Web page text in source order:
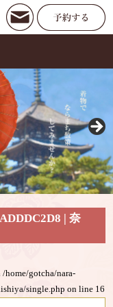
| 奈
/home/gotcha/nara-
single.php on line 16